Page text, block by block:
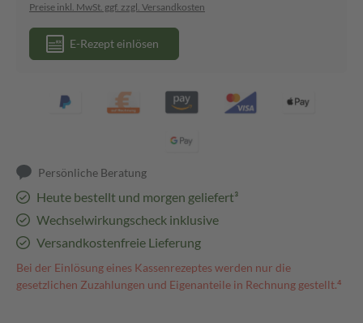
Preise inkl. MwSt. ggf. zzgl. Versandkosten
E-Rezept einlösen
Persönliche Beratung
Heute bestellt und morgen geliefert³
Wechselwirkungscheck inklusive
Versandkostenfreie Lieferung
Bei der Einlösung eines Kassenrezeptes werden nur die
gesetzlichen Zuzahlungen und Eigenanteile in Rechnung gestellt.⁴